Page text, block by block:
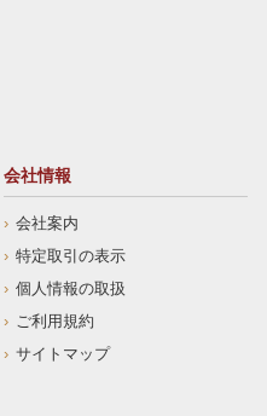
会社情報
会社案内
特定取引の表示
個人情報の取扱
ご利用規約
サイトマップ